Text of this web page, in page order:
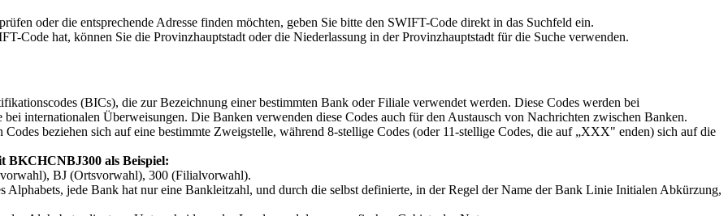
oder die entsprechende Adresse finden möchten, geben Sie bitte den SWIFT-Code direkt in das Suchfeld ein.
Code hat, können Sie die Provinzhauptstadt oder die Niederlassung in der Provinzhauptstadt für die Suche verwenden.
(BICs), die zur Bezeichnung einer bestimmten Bank oder Filiale verwendet werden. Diese Codes werden bei
internationalen Überweisungen. Die Banken verwenden diese Codes auch für den Austausch von Nachrichten zwischen Banken.
beziehen sich auf eine bestimmte Zweigstelle, während 8-stellige Codes (oder 11-stellige Codes, die auf „XXX" enden) sich auf die
BKCHCNBJ300 als Beispiel:
BJ (Ortsvorwahl), 300 (Filialvorwahl).
Alphabets, jede Bank hat nur eine Bankleitzahl, und durch die selbst definierte, in der Regel der Name der Bank Linie Initialen Abkürzung,